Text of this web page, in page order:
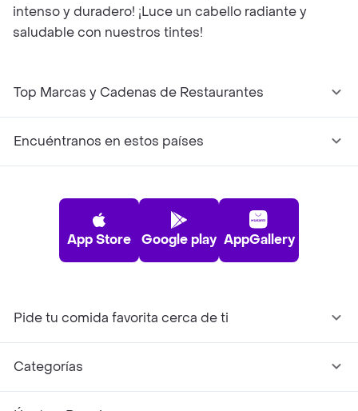
intenso y duradero! ¡Luce un cabello radiante y
saludable con nuestros tintes!
Top Marcas y Cadenas de Restaurantes
Encuéntranos en estos países
App Store Google play AppGallery
Pide tu comida favorita cerca de ti
Categorías